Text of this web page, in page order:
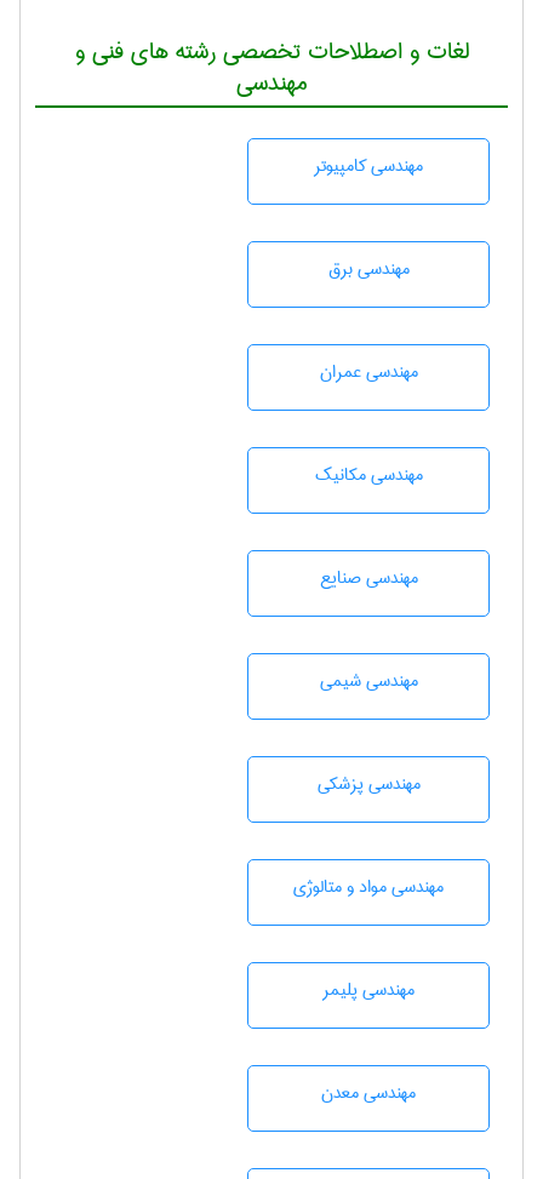
لغات و اصطلاحات تخصصی رشته های فنی و
مهندسی
مهندسی كامپيوتر
مهندسی برق
مهندسی عمران
مهندسی مکانیک
مهندسی صنايع
مهندسي شيمی
مهندسی پزشکی
مهندسی مواد و متالوژی
مهندسی پليمر
مهندسی معدن